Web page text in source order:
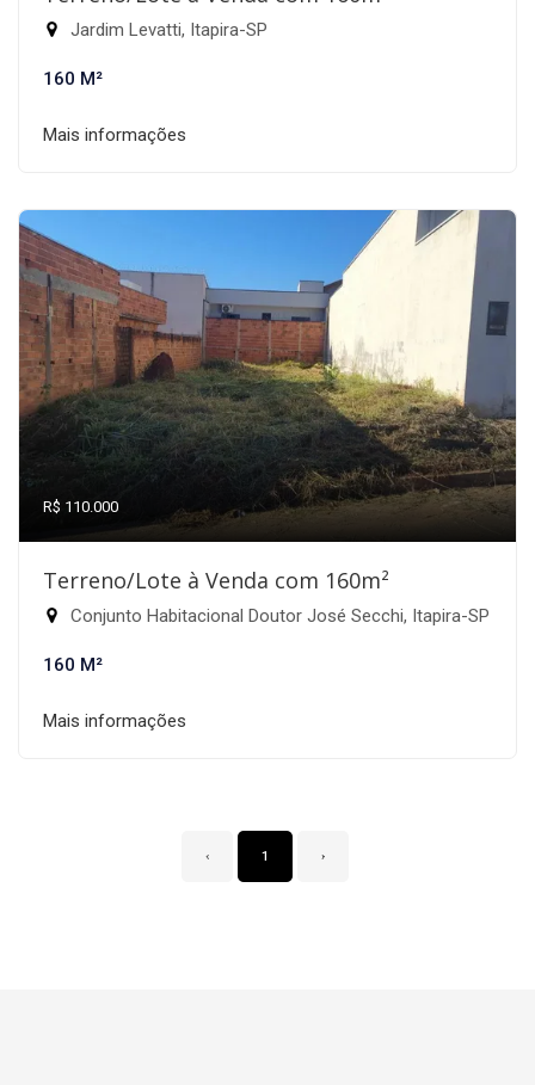
Jardim Levatti, Itapira-SP
160 M²
Mais informações
R$ 110.000
Terreno/Lote à Venda com 160m²
Conjunto Habitacional Doutor José Secchi, Itapira-SP
160 M²
Mais informações
‹ 1 ›